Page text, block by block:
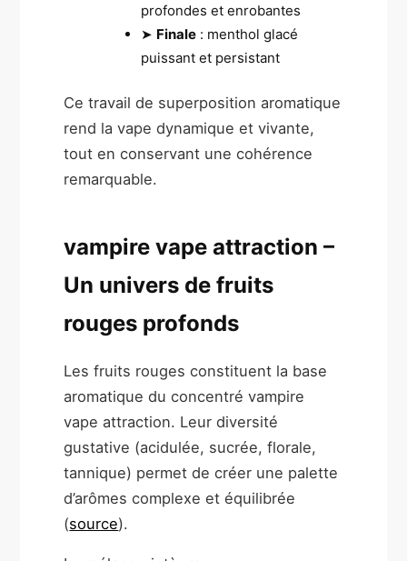
profondes et enrobantes
➤ Finale : menthol glacé
puissant et persistant
Ce travail de superposition aromatique
rend la vape dynamique et vivante,
tout en conservant une cohérence
remarquable.
vampire vape attraction –
Un univers de fruits
rouges profonds
Les fruits rouges constituent la base
aromatique du concentré vampire
vape attraction. Leur diversité
gustative (acidulée, sucrée, florale,
tannique) permet de créer une palette
d’arômes complexe et équilibrée
(source).